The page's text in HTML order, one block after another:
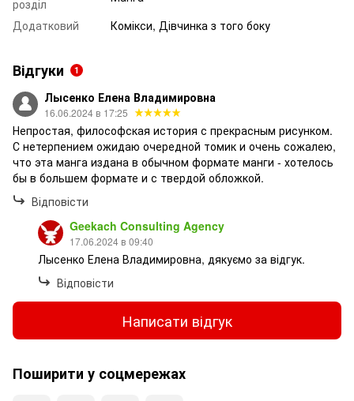
розділ
Додатковий
Комікси, Дівчинка з того боку
Відгуки 1
Лысенко Елена Владимировна
16.06.2024 в 17:25
Непростая, философская история с прекрасным рисунком.
С нетерпением ожидаю очередной томик и очень сожалею,
что эта манга издана в обычном формате манги - хотелось
бы в большем формате и с твердой обложкой.
Відповісти
Geekach Consulting Agency
17.06.2024 в 09:40
Лысенко Елена Владимировна, дякуємо за відгук.
Відповісти
Написати відгук
Поширити у соцмережах